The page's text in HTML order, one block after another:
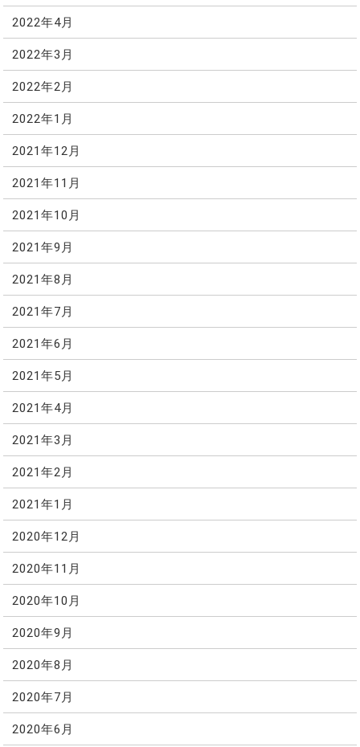
2022年4月
2022年3月
2022年2月
2022年1月
2021年12月
2021年11月
2021年10月
2021年9月
2021年8月
2021年7月
2021年6月
2021年5月
2021年4月
2021年3月
2021年2月
2021年1月
2020年12月
2020年11月
2020年10月
2020年9月
2020年8月
2020年7月
2020年6月